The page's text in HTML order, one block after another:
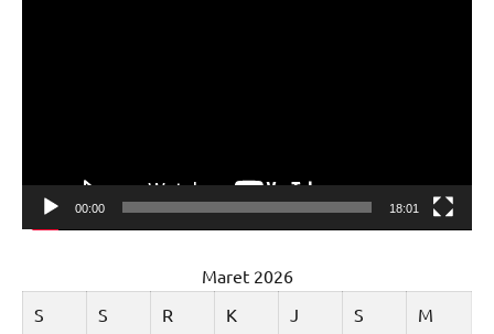
00:00 18:01
Maret 2026
S
S R K J S M